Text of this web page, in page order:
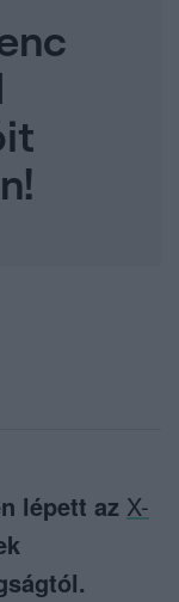
lépett az X-